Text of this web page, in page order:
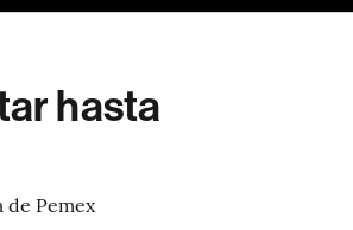
hasta
de Pemex